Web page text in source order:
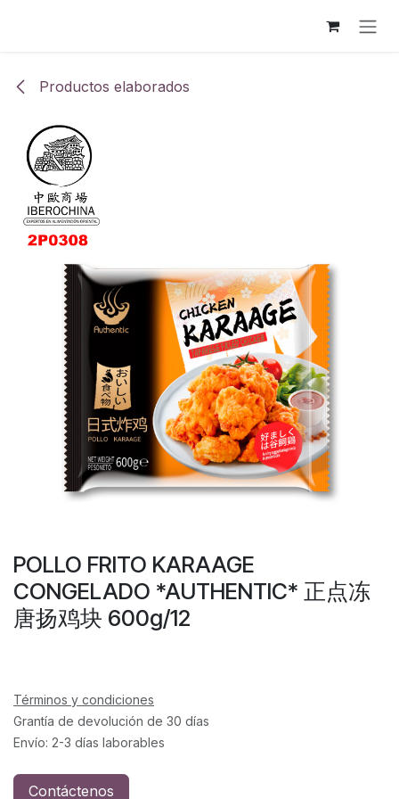
Productos elaborados
POLLO FRITO KARAAGE
CONGELADO *AUTHENTIC* 正点冻
唐扬鸡块 600g/12
Términos y condiciones
Grantía de devolución de 30 días
Envío: 2-3 días laborables
Contáctenos